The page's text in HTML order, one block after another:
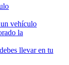
vehículo
la
llevar en tu